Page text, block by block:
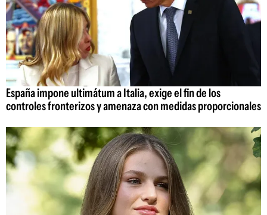
España impone ultimátum a Italia, exige el fin de los
controles fronterizos y amenaza con medidas proporcionales